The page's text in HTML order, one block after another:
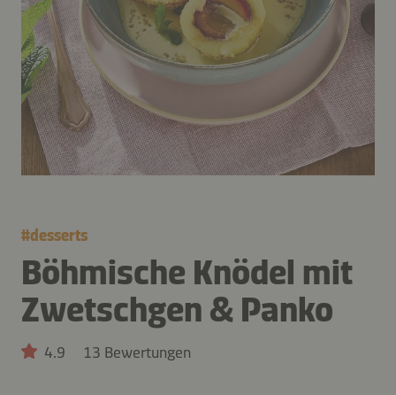
#desserts
Böhmische Knödel mit
Zwetschgen & Panko
4.9 13 Bewertungen